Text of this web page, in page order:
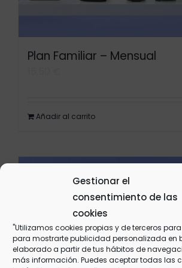
Gestionar el
consentimiento de las
cookies
"Utilizamos cookies propias y de terceros
para mostrarte publicidad personalizada en
elaborado a partir de tus hábitos de
más información. Puedes aceptar todas las
Plan Familiar – Mensual
Añadir al carrito